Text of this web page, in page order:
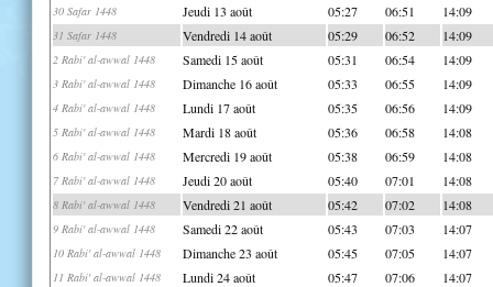
30 Safar 1448 Jeudi 13 août 05:27 06:51 14:09
31 Safar 1448 Vendredi 14 août 05:29 06:52 14:09
2 Rabi' al-awwal 1448 Samedi 15 août 05:31 06:54 14:09
3 Rabi' al-awwal 1448 Dimanche 16 août 05:33 06:55 14:09
4 Rabi' al-awwal 1448 Lundi 17 août 05:35 06:56 14:09
5 Rabi' al-awwal 1448 Mardi 18 août 05:36 06:58 14:08
6 Rabi' al-awwal 1448 Mercredi 19 août 05:38 06:59 14:08
7 Rabi' al-awwal 1448 Jeudi 20 août 05:40 07:01 14:08
8 Rabi' al-awwal 1448 Vendredi 21 août 05:42 07:02 14:08
9 Rabi' al-awwal 1448 Samedi 22 août 05:43 07:03 14:07
10 Rabi' al-awwal 1448 Dimanche 23 août 05:45 07:05 14:07
11 Rabi' al-awwal 1448 Lundi 24 août 05:47 07:06 14:07